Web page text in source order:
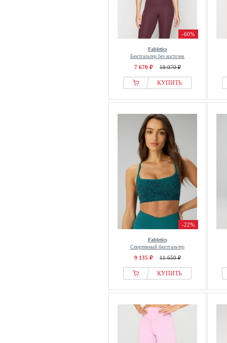
-60%
Fabletics
Бюстгальтер без косточек
7 670 ₽ 19 070 ₽
КУПИТЬ
-22%
Fabletics
Спортивный бюстгальтер
9 135 ₽ 11 650 ₽
КУПИТЬ